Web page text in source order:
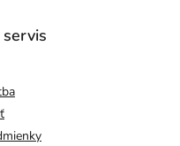
servis